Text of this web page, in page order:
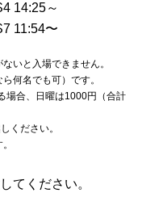
14:25～
11:54〜
いと入場できません。
何名でも可）です。
場合、日曜は1000円（合計
ください。
てください。